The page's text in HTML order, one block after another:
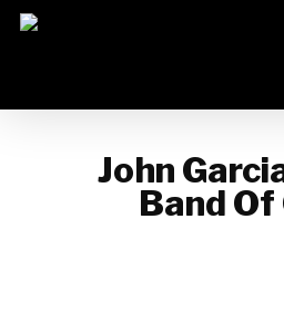
Skip
John
Band Of